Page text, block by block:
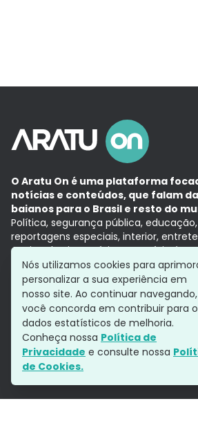
O Aratu On é uma plataforma
notícias e conteúdos, que falam
baianos para o Brasil e resto do
Política, segurança pública,
reportagens especiais, interior,
Aqui, tudo vira notícia e a notícia é
com a credibilidade do Grupo Aratu.
Grupo Aratu
Política de privacidade
Siga-nos
Nós utilizamos cookies para
personalizar a sua experiência em
nosso site. Ao continuar navegando,
você concorda em contribuir para
dados estatísticos de melhoria.
Conheça nossa Política de
Privacidade e consulte nossa
de Cookies.